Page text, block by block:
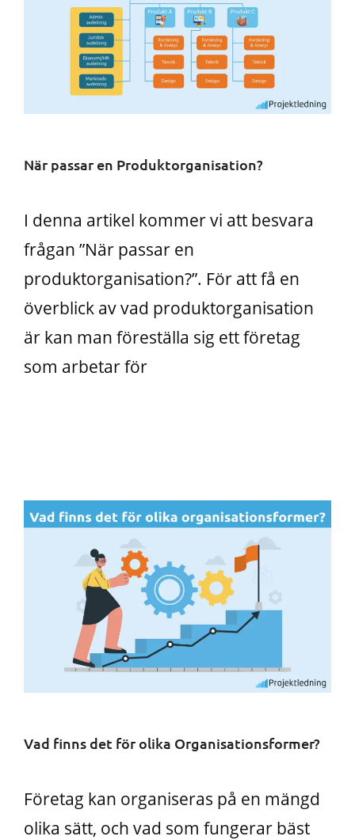
När passar en Produktorganisation?
I denna artikel kommer vi att besvara
frågan ”När passar en
produktorganisation?”. För att få en
överblick av vad produktorganisation
är kan man föreställa sig ett företag
som arbetar för
Vad finns det för olika Organisationsformer?
Företag kan organiseras på en mängd
olika sätt, och vad som fungerar bäst